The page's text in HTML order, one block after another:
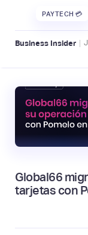
PAYTECH 💳
Business Insider |
Global66
tarjetas con